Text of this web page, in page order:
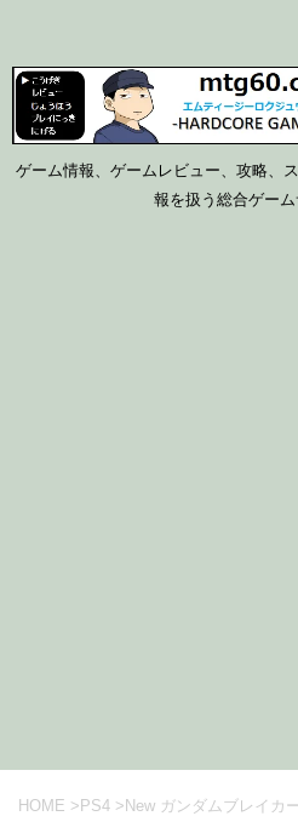
ゲーム情報、ゲームレビュー、攻略、
報を扱う総合ゲーム
HOME >PS4 >New ガンダムブレイカ